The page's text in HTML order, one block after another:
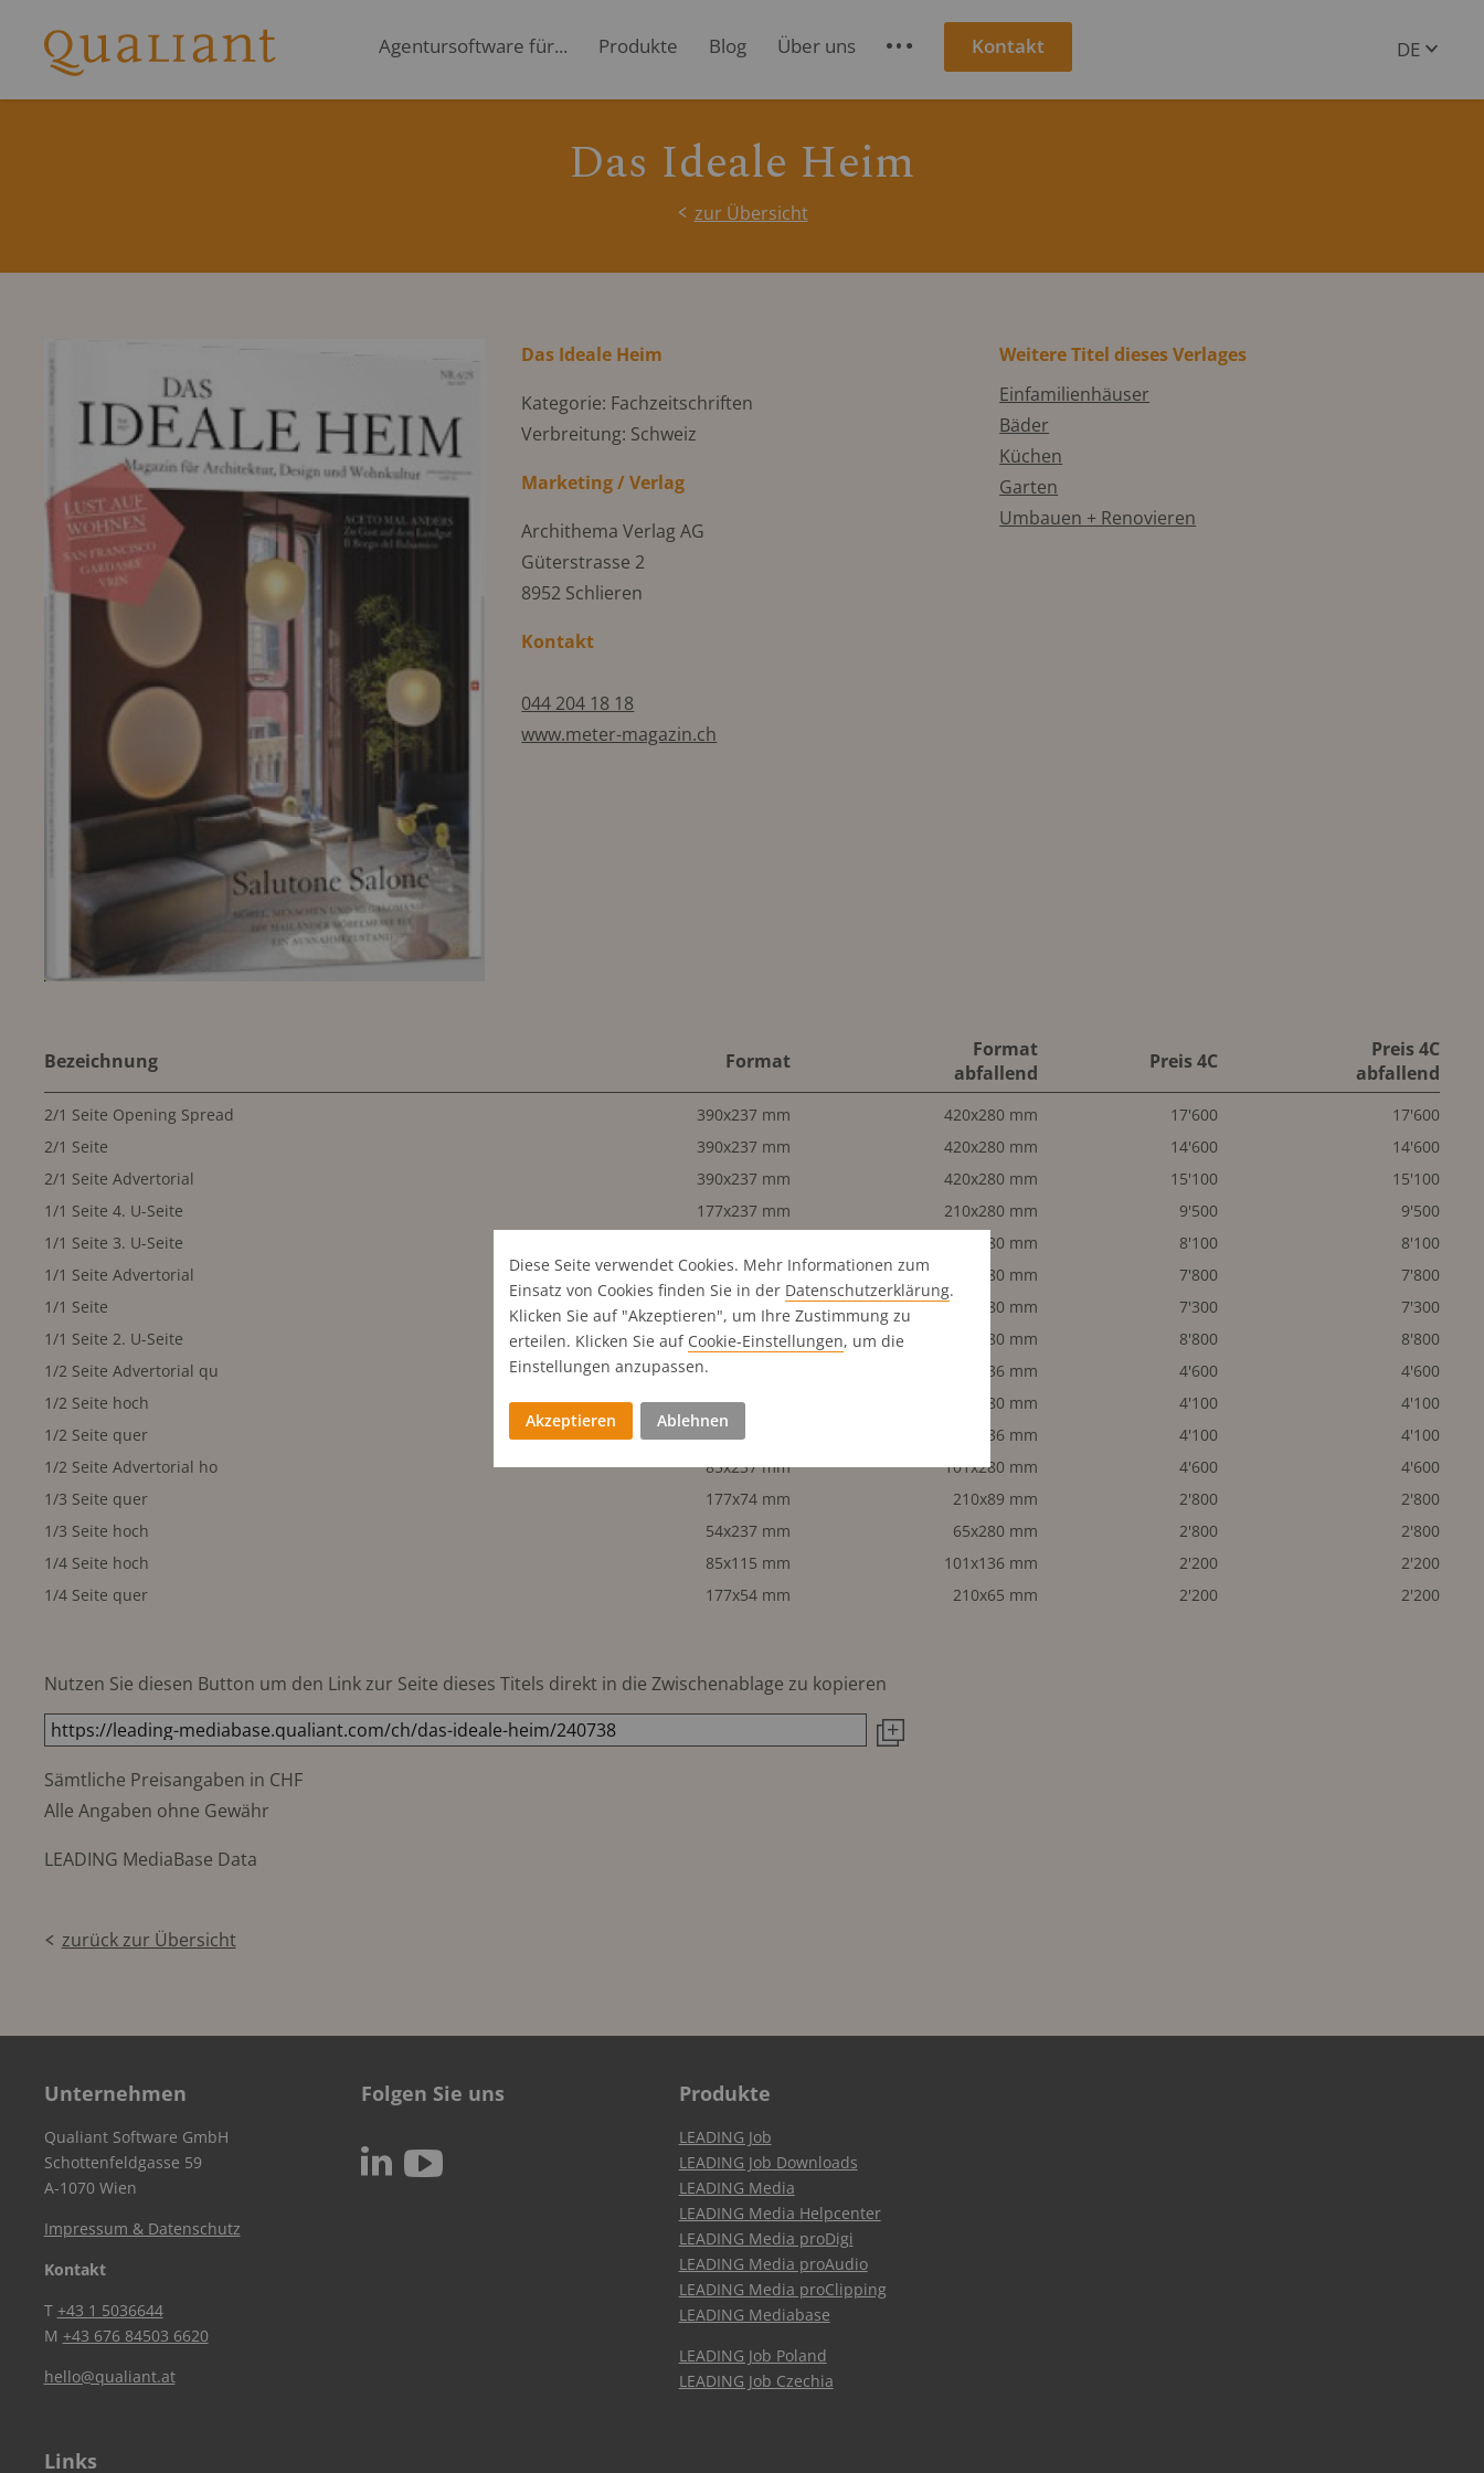
Agentursoftware für... Produkte Blog Über uns S Kontakt
DE
Das Ideale Heim
zur Übersicht
Das Ideale Heim
Kategorie: Fachzeitschriften
Verbreitung: Schweiz
Marketing / Verlag
Archithema Verlag AG
Güterstrasse 2
8952 Schlieren
Kontakt
044 204 18 18
www.meter-magazin.ch
Weitere Titel dieses Verlages
Einfamilienhäuser
Bäder
Küchen
Garten
Umbauen + Renovieren
Bezeichnung Format
Format
abfallend
Preis 4C
Preis 4C
abfallend
2/1 Seite Opening Spread 390x237 mm 420x280 mm 17'600
17'600
2/1 Seite
390x237 mm 420x280 mm 14'600
14'600
2/1 Seite Advertorial
390x237 mm 420x280 mm 15'100
15'100
1/1 Seite 4. U-Seite
177x237 mm 210x280 mm 9'500
9'500
1/1 Seite 3. U-Seite
210x280 mm 8'100
8'100
1/1 Seite Advertorial
177x237 mm 210x280 mm 7'800
7'800
1/1 Seite
177x237 mm 210x280 mm 7'300
7'300
1/1 Seite 2. U-Seite
177x237 mm 210x280 mm 8'800
8'800
1/2 Seite Advertorial qu
177x115 mm 210x136 mm 4'600
4'600
1/2 Seite hoch
85x237 mm 101x280 mm 4'100
4'100
1/2 Seite quer
177x115 mm 210x136 mm 4'100
4'100
1/2 Seite Advertorial ho
85x237 mm 101x280 mm 4'600
4'600
1/3 Seite quer
177x74 mm 210x89 mm 2'800
2'800
1/3 Seite hoch
54x237 mm 65x280 mm 2'800
2'800
1/4 Seite hoch
85x115 mm 101x136 mm 2'200
2'200
1/4 Seite quer
177x54 mm 210x65 mm 2'200 2'200
Nutzen Sie diesen Button um den Link zur Seite dieses Titels direkt in die Zwischenablage zu kopieren
Sämtliche Preisangaben in CHF
Alle Angaben ohne Gewähr
LEADING MediaBase Data
zurück zur Übersicht
Unternehmen
Qualiant Software GmbH
Schottenfeldgasse 59
A-1070 Wien
Impressum & Datenschutz
Kontakt
T +43 1 5036644
M +43 676 84503 6620
hello@qualiant.at
Folgen Sie uns
N c
Produkte
LEADING Job
LEADING Job Downloads
LEADING Media
LEADING Media Helpcenter
LEADING Media proDigi
LEADING Media proAudio
LEADING Media proClipping
LEADING Mediabase
LEADING Job Poland
LEADING Job Czechia
Links
Diese Seite verwendet Cookies. Mehr Informationen zum
Einsatz von Cookies finden Sie in der Datenschutz­erklärung.
Klicken Sie auf "Akzeptieren", um Ihre Zustimmung zu
erteilen. Klicken Sie auf Cookie-Einstellungen, um die
Einstellungen anzupassen.
Akzeptieren Ablehnen